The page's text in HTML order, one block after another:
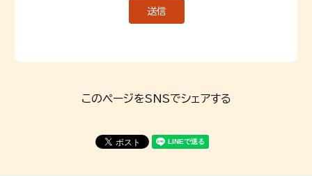
このページをSNSでシェアする